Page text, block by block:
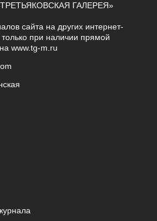
ГАЛЕРЕЯ»
сайта на других интернет-
при наличии прямой
www.tg-m.ru